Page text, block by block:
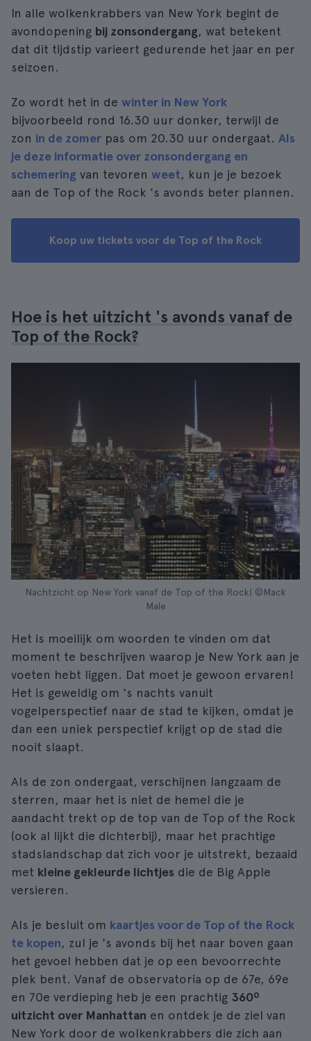
In alle wolkenkrabbers van New York begint de
avondopening bij zonsondergang, wat betekent
dat dit tijdstip varieert gedurende het jaar en per
seizoen.
Zo wordt het in de winter in New York
bijvoorbeeld rond 16.30 uur donker, terwijl de
zon in de zomer pas om 20.30 uur ondergaat. Als
je deze informatie over zonsondergang en
schemering van tevoren weet, kun je je bezoek
aan de Top of the Rock 's avonds beter plannen.
Koop uw tickets voor de Top of the Rock
Hoe is het uitzicht 's avonds vanaf de
Top of the Rock?
Nachtzicht op New York vanaf de Top of the Rock| ©Mack
Male
Het is moeilijk om woorden te vinden om dat
moment te beschrijven waarop je New York aan je
voeten hebt liggen. Dat moet je gewoon ervaren!
Het is geweldig om 's nachts vanuit
vogelperspectief naar de stad te kijken, omdat je
dan een uniek perspectief krijgt op de stad die
nooit slaapt.
Als de zon ondergaat, verschijnen langzaam de
sterren, maar het is niet de hemel die je
aandacht trekt op de top van de Top of the Rock
(ook al lijkt die dichterbij), maar het prachtige
stadslandschap dat zich voor je uitstrekt, bezaaid
met kleine gekleurde lichtjes die de Big Apple
versieren.
Als je besluit om kaartjes voor de Top of the Rock
te kopen, zul je 's avonds bij het naar boven gaan
het gevoel hebben dat je op een bevoorrechte
plek bent. Vanaf de observatoria op de 67e, 69e
en 70e verdieping heb je een prachtig 360º
uitzicht over Manhattan en ontdek je de ziel van
New York door de wolkenkrabbers die zich aan